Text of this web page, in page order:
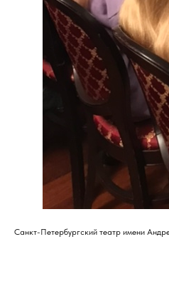
Санкт-Петербургский театр имени